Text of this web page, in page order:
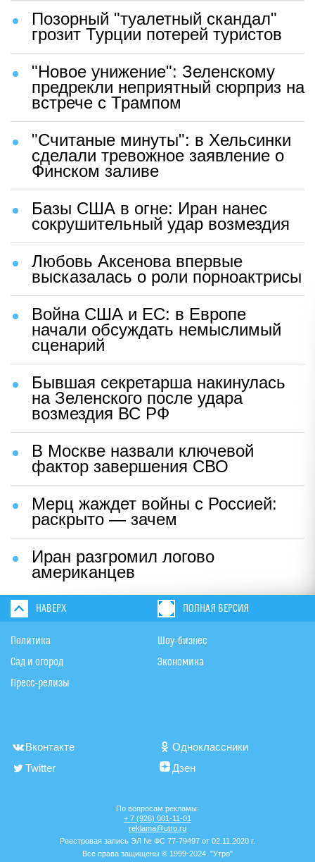
Позорный "туалетный скандал"
грозит Турции потерей туристов
"Новое унижение": Зеленскому
предрекли неприятный сюрприз на
встрече с Трампом
"Считаные минуты": в Хельсинки
сделали тревожное заявление о
Финском заливе
Базы США в огне: Иран нанес
сокрушительный удар возмездия
Любовь Аксенова впервые
высказалась о роли порноактрисы
Война США и ЕС: в Европе
начали обсуждать немыслимый
сценарий
Бывшая секретарша накинулась
на Зеленского после удара
возмездия ВС РФ
В Москве назвали ключевой
фактор завершения СВО
Мерц жаждет войны с Россией:
раскрыто — зачем
Иран разгромил логово
американцев
НАВЕРХ ПОЛНАЯ ВЕРСИЯ
Политика
Сад и огород
Пресс-релизы
Шоу-бизнес
Экономика
Вконтакте
Одноклассники
Twitter
Дзен
По вопросам рекламы:
+ 7 (926) 001-11-01
reklama@utro.ru
Реестровая запись ЭЛ № ФС 77-79497 от 02.11.2020 г.
Все права защищены © 1999-2024. "Утро"